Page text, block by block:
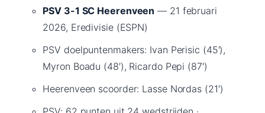
PSV 3-1 SC Heerenveen — 21 februari
2026, Eredivisie (ESPN)
PSV doelpuntenmakers: Ivan Perisic (45′),
Myron Boadu (48′), Ricardo Pepi (87′)
Heerenveen scoorder: Lasse Nordas (21′)